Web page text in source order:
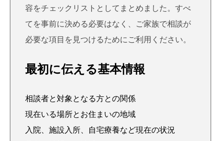
容をチェックリストとしてまとめました。すべ
てを事前に決める必要はなく、ご家族で相談が
必要な項目を見つけるためにご利用ください。
最初に伝える基本情報
相談者と対象となる方との関係
現在いる場所とお住まいの地域
入院、施設入所、自宅療養など現在の状況